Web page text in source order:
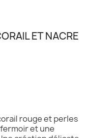
ET NACRE
rouge et perles
et une